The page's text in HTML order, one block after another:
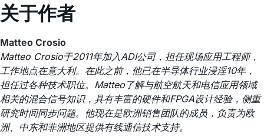
关于作者
Matteo Crosio
Matteo Crosio于2011年加入ADI公司，担任现场应用工程师，
工作地点在意大利。在此之前，他已在半导体行业浸淫10年，
担任过各种技术职位。Matteo了解与航空航天和电信应用领域
相关的混合信号知识，具有丰富的硬件和FPGA设计经验，侧重
研究时间同步问题。他现在是欧洲销售团队的成员，负责为欧
洲、中东和非洲地区提供有线通信技术支持。